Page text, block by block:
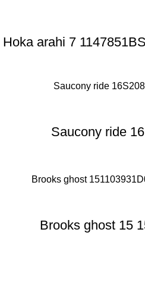
کتونی ساکونی راید 16 Saucony ride 16
کتونی بروکس گاست 15 Brooks ghost 15